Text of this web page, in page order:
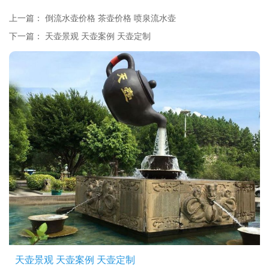
上一篇： 倒流水壶价格 茶壶价格 喷泉流水壶
下一篇： 天壶景观 天壶案例 天壶定制
天壶景观 天壶案例 天壶定制